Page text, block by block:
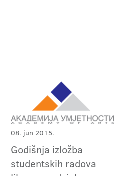
08. jun 2015.
Godišnja izložba
studentskih radova